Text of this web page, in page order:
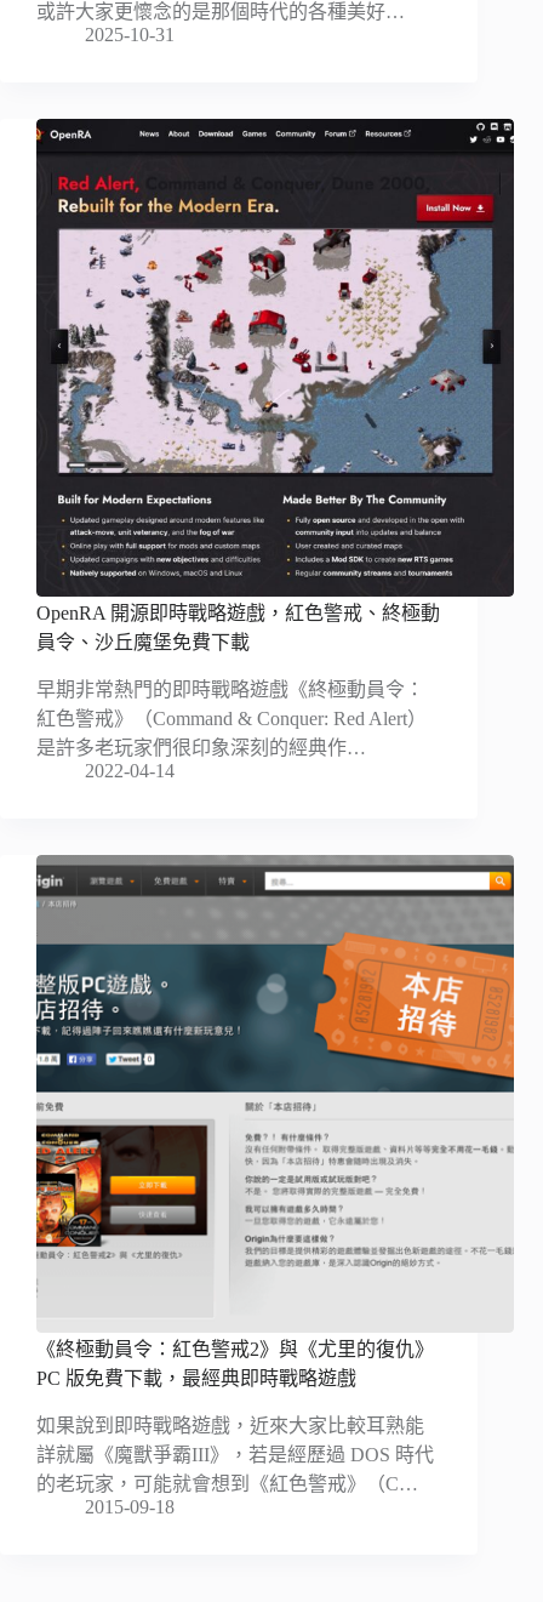
或許大家更懷念的是那個時代的各種美好…
2025-10-31
OpenRA 開源即時戰略遊戲，紅色警戒、終極動
員令、沙丘魔堡免費下載
早期非常熱門的即時戰略遊戲《終極動員令：
紅色警戒》（Command & Conquer: Red Alert）
是許多老玩家們很印象深刻的經典作…
2022-04-14
《終極動員令：紅色警戒2》與《尤里的復仇》
PC 版免費下載，最經典即時戰略遊戲
如果說到即時戰略遊戲，近來大家比較耳熟能
詳就屬《魔獸爭霸III》，若是經歷過 DOS 時代
的老玩家，可能就會想到《紅色警戒》（C…
2015-09-18